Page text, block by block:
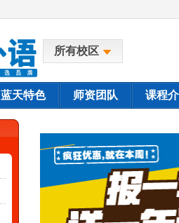
所有校区
蓝天特色 师资团队 课程